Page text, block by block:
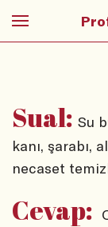
Sual: Su
kanı, şarabı,
necaset
Cevap: